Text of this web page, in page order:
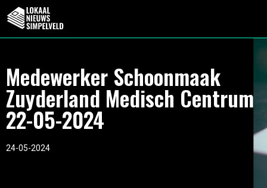
Medewerker Schoonmaak
Zuyderland Medisch Centrum
22-05-2024
24-05-2024